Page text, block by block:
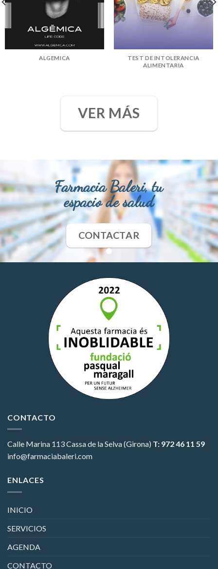
ALGEMICA
TEST DE INTOLERANCIA
ALIMENTARIA
VER MÁS
Farmacia Baleri, tu
espacio de salud
CONTACTAR
CONTACTO
Calle Marina 113Cassa de la Selva (Girona) T: 972 46 11 59
info@farmaciabaleri.com
ENLACES
INICIO
SERVICIOS
AGENDA
CONTACTO